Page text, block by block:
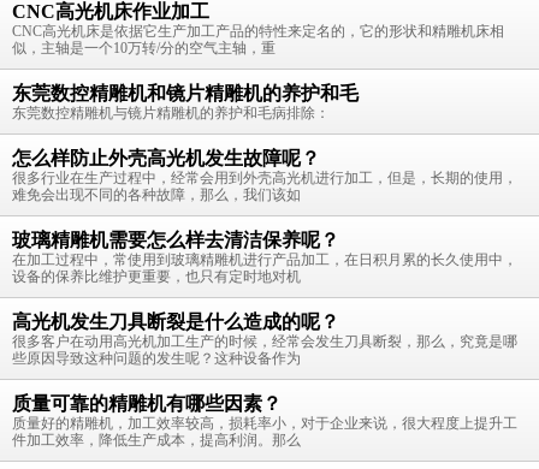
CNC高光机床作业加工
CNC高光机床是依据它生产加工产品的特性来定名的，它的形状和精雕机床相
似，主轴是一个10万转/分的空气主轴，重
东莞数控精雕机和镜片精雕机的养护和毛
东莞数控精雕机与镜片精雕机的养护和毛病排除：
怎么样防止外壳高光机发生故障呢？
很多行业在生产过程中，经常会用到外壳高光机进行加工，但是，长期的使用，
难免会出现不同的各种故障，那么，我们该如
玻璃精雕机需要怎么样去清洁保养呢？
在加工过程中，常使用到玻璃精雕机进行产品加工，在日积月累的长久使用中，
设备的保养比维护更重要，也只有定时地对机
高光机发生刀具断裂是什么造成的呢？
很多客户在动用高光机加工生产的时候，经常会发生刀具断裂，那么，究竟是哪
些原因导致这种问题的发生呢？这种设备作为
质量可靠的精雕机有哪些因素？
质量好的精雕机，加工效率较高，损耗率小，对于企业来说，很大程度上提升工
件加工效率，降低生产成本，提高利润。那么